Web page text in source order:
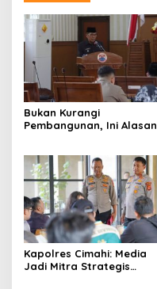
Bukan Kurangi
Pembangunan, Ini Alasan
Daerah
Kapolres Cimahi: Media
Jadi Mitra Strategis